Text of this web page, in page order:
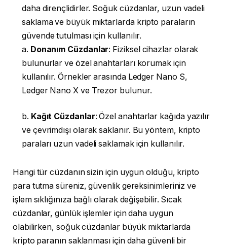
daha dirençlidirler. Soğuk cüzdanlar, uzun vadeli
saklama ve büyük miktarlarda kripto paraların
güvende tutulması için kullanılır.
a. Donanım Cüzdanlar: Fiziksel cihazlar olarak
bulunurlar ve özel anahtarları korumak için
kullanılır. Örnekler arasında Ledger Nano S,
Ledger Nano X ve Trezor bulunur.
b. Kağıt Cüzdanlar: Özel anahtarlar kağıda yazılır
ve çevrimdışı olarak saklanır. Bu yöntem, kripto
paraları uzun vadeli saklamak için kullanılır.
Hangi tür cüzdanın sizin için uygun olduğu, kripto
para tutma süreniz, güvenlik gereksinimleriniz ve
işlem sıklığınıza bağlı olarak değişebilir. Sıcak
cüzdanlar, günlük işlemler için daha uygun
olabilirken, soğuk cüzdanlar büyük miktarlarda
kripto paranın saklanması için daha güvenli bir